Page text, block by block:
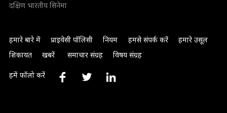
दक्षिण भारतीय सिनेमा
हमारे बारे में प्राइवेसी पॉलिसी नियम हमसे संपर्क करें
हमारे उसूल
शिकायत
खबरें समाचार संग्रह विषय संग्रह
हमें फॉलो करें